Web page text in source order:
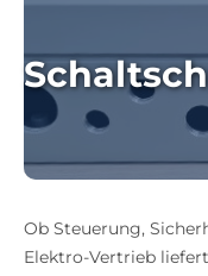
Ob Steuerung,
Elektro-Vertrieb